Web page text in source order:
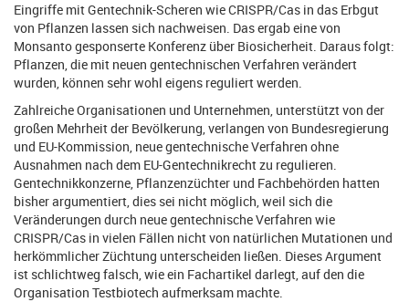
Eingriffe mit Gentechnik-Scheren wie CRISPR/Cas in das Erbgut
von Pflanzen lassen sich nachweisen. Das ergab eine von
Monsanto gesponserte Konferenz über Biosicherheit. Daraus folgt:
Pflanzen, die mit neuen gentechnischen Verfahren verändert
wurden, können sehr wohl eigens reguliert werden.
Zahlreiche Organisationen und Unternehmen, unterstützt von der
großen Mehrheit der Bevölkerung, verlangen von Bundesregierung
und EU-Kommission, neue gentechnische Verfahren ohne
Ausnahmen nach dem EU-Gentechnikrecht zu regulieren.
Gentechnikkonzerne, Pflanzenzüchter und Fachbehörden hatten
bisher argumentiert, dies sei nicht möglich, weil sich die
Veränderungen durch neue gentechnische Verfahren wie
CRISPR/Cas in vielen Fällen nicht von natürlichen Mutationen und
herkömmlicher Züchtung unterscheiden ließen. Dieses Argument
ist schlichtweg falsch, wie ein Fachartikel darlegt, auf den die
Organisation Testbiotech aufmerksam machte.